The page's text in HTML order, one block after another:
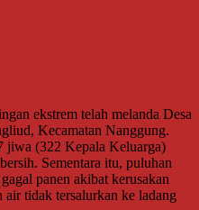
ekstrem telah melanda Desa
Kecamatan Nanggung.
jiwa (322 Kepala Keluarga)
Sementara itu, puluhan
panen akibat kerusakan
tidak tersalurkan ke ladang